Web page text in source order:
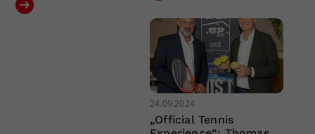
24.09.2024
„Official Tennis